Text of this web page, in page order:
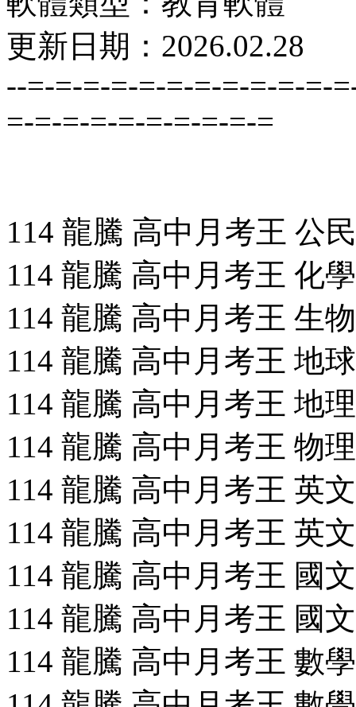
更新日期：2026.02.28
--=-=-=-=-=-=-=-=-=-=-=-
=-=-=-=-=-=-=-=-=-=
114 龍騰 高中月考王 公
114 龍騰 高中月考王 化
114 龍騰 高中月考王 生
114 龍騰 高中月考王 地
114 龍騰 高中月考王 地
114 龍騰 高中月考王 物
114 龍騰 高中月考王 英
114 龍騰 高中月考王 英
114 龍騰 高中月考王 國
114 龍騰 高中月考王 國
114 龍騰 高中月考王 數